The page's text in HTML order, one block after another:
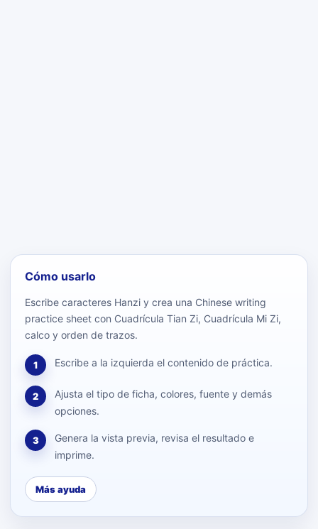
Cómo usarlo
Escribe caracteres Hanzi y crea una Chinese writing
practice sheet con Cuadrícula Tian Zi, Cuadrícula Mi Zi,
calco y orden de trazos.
1 Escribe a la izquierda el contenido de práctica.
2
Ajusta el tipo de ficha, colores, fuente y demás
opciones.
3
Genera la vista previa, revisa el resultado e
imprime.
Más ayuda